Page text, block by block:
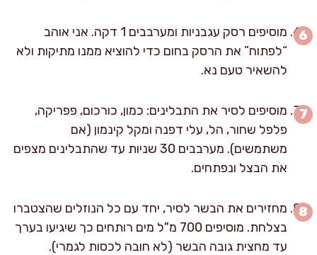
מוסיפים רסק עגבניות ומערבבים 1 דקה. אני אוהב
“לפתוח” את הרסק בחום כדי להוציא ממנו מתיקות ולא
להשאיר טעם נא.
מוסיפים לסיר את התבלינים: כמון, כורכום, פפריקה,
פלפל שחור, הל, עלי דפנה ומקל קינמון (אם
משתמשים). מערבבים 30 שניות עד שהתבלינים מצפים
את הבצל ונפתחים.
מחזירים את הבשר לסיר, יחד עם כל הנוזלים שהצטברו
בצלחת. מוסיפים 700 מ"ל מים רותחים כך שיגיעו בערך
עד מחצית גובה הבשר (לא חובה לכסות לגמרי).